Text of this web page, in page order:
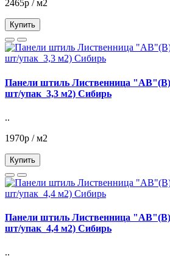
2465р / м2
Купить
Панели штиль Лиственница "АВ"(В)
шт/упак_3,3 м2) Сибирь
..
1970р / м2
Купить
Панели штиль Лиственница "АВ"(В)
шт/упак_4,4 м2) Сибирь
..